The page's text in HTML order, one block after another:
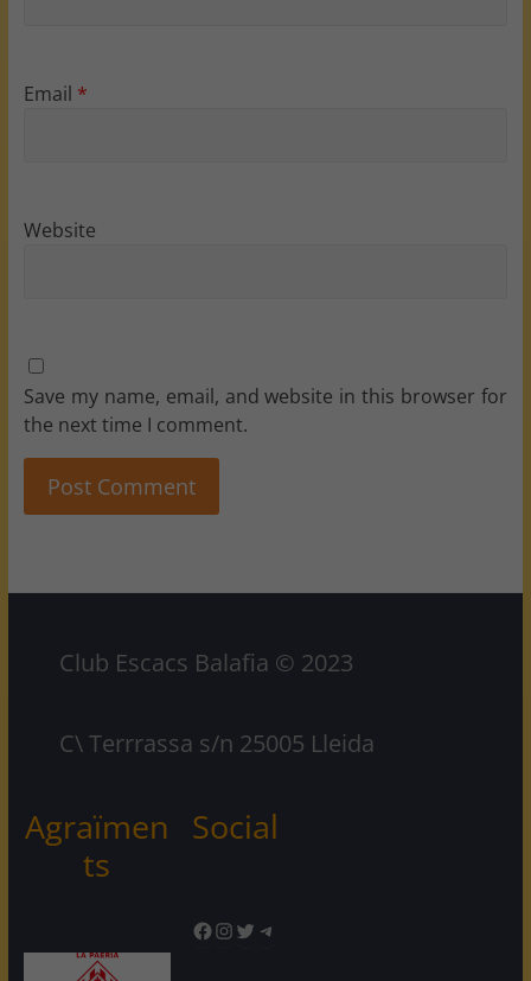
Email *
Website
Save my name, email, and website in this browser for
the next time I comment.
Club Escacs Balafia © 2023
C\ Terrrassa s/n 25005 Lleida
Agraïmen
ts
Social
Facebook
Instagram
TwitterTelegram